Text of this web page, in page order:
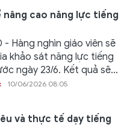
cao năng lực tiếng
- Hàng nghìn giáo viên sẽ
khảo sát năng lực tiếng
ngày 23/6. Kết quả sẽ...
10/06/2026 08:05
và thực tế dạy tiếng